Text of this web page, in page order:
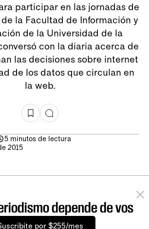
participar en las jornadas de
la Facultad de Información y
de la Universidad de la
con la diaria acerca de
las decisiones sobre internet
de los datos que circulan en
la web.
5 minutos de lectura
2015
depende de vos
por $255/mes